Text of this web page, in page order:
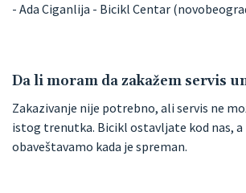
- Ada Ciganlija - Bicikl Centar
Da li moram da zakažem servis
Zakazivanje nije potrebno, ali servis ne
istog trenutka. Bicikl ostavljate kod nas, a
obaveštavamo kada je spreman.